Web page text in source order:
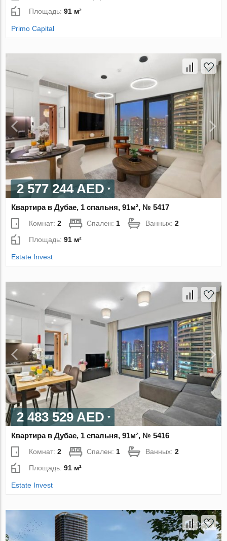
Площадь:91 м²
Primo Capital
2 577 244 AED
Квартира в Дубае, 1 спальня, 91м², № 5417
Комнат:2 Спален: 1 Ванных:2
Площадь:91 м²
Estate Invest
2 483 529 AED
Квартира в Дубае, 1 спальня, 91м², № 5416
Комнат:2 Спален: 1 Ванных:2
Площадь:91 м²
Estate Invest